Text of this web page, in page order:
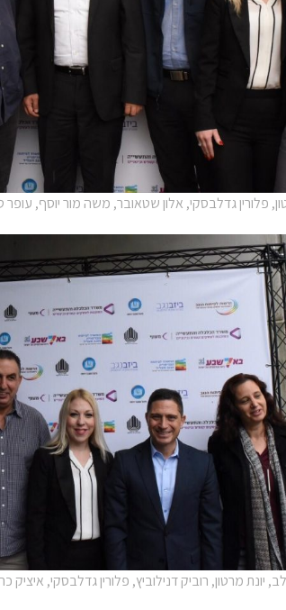
פלורין גדלבסקי, אלון שטאובר, משה מור יוסף, עופר
מרטון, רוביק דנילוביץ, פלורין גדלבסקי, איציק